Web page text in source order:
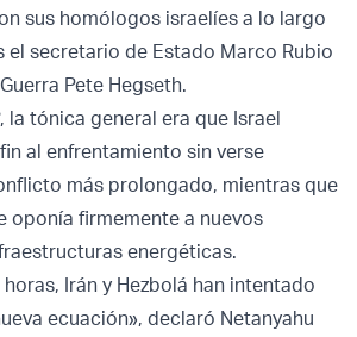
sus homólogos israelíes a lo largo
el secretario de Estado Marco Rubio
Pete Hegseth.
, la tónica general era que Israel
al enfrentamiento sin verse
más prolongado, mientras que
oponía firmemente a nuevos
energéticas.
Irán y Hezbolá han intentado
ecuación», declaró Netanyahu